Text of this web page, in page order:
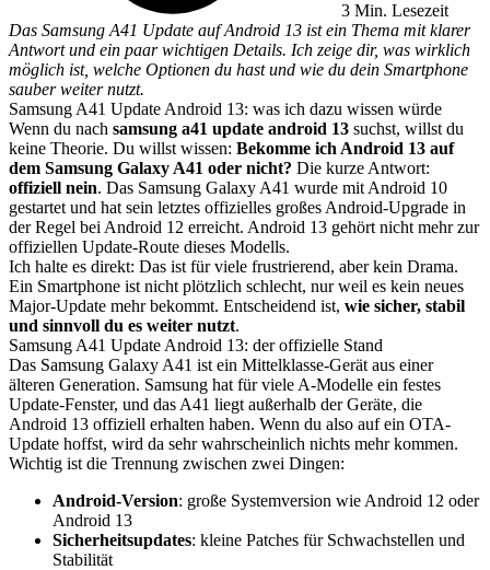
3 Min. Lesezeit
Das Samsung A41 Update auf Android 13 ist ein Thema mit klarer
Antwort und ein paar wichtigen Details. Ich zeige dir, was wirklich
möglich ist, welche Optionen du hast und wie du dein Smartphone
sauber weiter nutzt.
Samsung A41 Update Android 13: was ich dazu wissen würde
Wenn du nach samsung a41 update android 13 suchst, willst du
keine Theorie. Du willst wissen: Bekomme ich Android 13 auf
dem Samsung Galaxy A41 oder nicht? Die kurze Antwort:
offiziell nein. Das Samsung Galaxy A41 wurde mit Android 10
gestartet und hat sein letztes offizielles großes Android-Upgrade in
der Regel bei Android 12 erreicht. Android 13 gehört nicht mehr zur
offiziellen Update-Route dieses Modells.
Ich halte es direkt: Das ist für viele frustrierend, aber kein Drama.
Ein Smartphone ist nicht plötzlich schlecht, nur weil es kein neues
Major-Update mehr bekommt. Entscheidend ist, wie sicher, stabil
und sinnvoll du es weiter nutzt.
Samsung A41 Update Android 13: der offizielle Stand
Das Samsung Galaxy A41 ist ein Mittelklasse-Gerät aus einer
älteren Generation. Samsung hat für viele A-Modelle ein festes
Update-Fenster, und das A41 liegt außerhalb der Geräte, die
Android 13 offiziell erhalten haben. Wenn du also auf ein OTA-
Update hoffst, wird da sehr wahrscheinlich nichts mehr kommen.
Wichtig ist die Trennung zwischen zwei Dingen:
Android-Version: große Systemversion wie Android 12 oder
Android 13
Sicherheitsupdates: kleine Patches für Schwachstellen und
Stabilität